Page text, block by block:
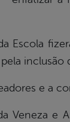
Escola
e a
Veneza